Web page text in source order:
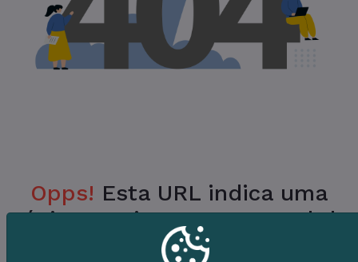
Opps! Esta URL indica uma
Página Inexistente no Portal da
Prefeitura.